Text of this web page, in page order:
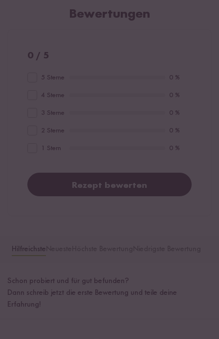
Bewertungen
0 / 5
5 Sterne 0 %
4 Sterne 0 %
3 Sterne 0 %
2 Sterne 0 %
1 Stern 0 %
Rezept bewerten
Hilfreichste
Schon probiert und für gut befunden?
Dann schreib jetzt die erste Bewertung und teile deine
Erfahrung!